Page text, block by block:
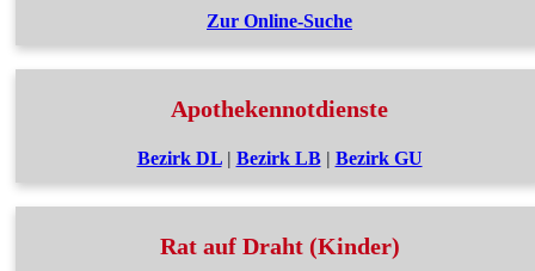
Zur Online-Suche
Apothekennotdienste
Bezirk DL| Bezirk LB| Bezirk GU
Rat auf Draht (Kinder)